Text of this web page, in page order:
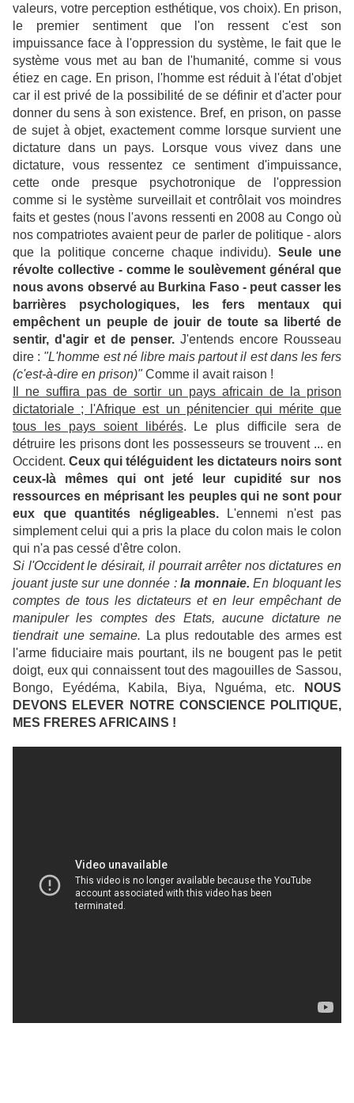
valeurs, votre perception esthétique, vos choix). En prison,
le premier sentiment que l'on ressent c'est son
impuissance face à l'oppression du système, le fait que le
système vous met au ban de l'humanité, comme si vous
étiez en cage. En prison, l'homme est réduit à l'état d'objet
car il est privé de la possibilité de se définir et d'acter pour
donner du sens à son existence. Bref, en prison, on passe
de sujet à objet, exactement comme lorsque survient une
dictature dans un pays. Lorsque vous vivez dans une
dictature, vous ressentez ce sentiment d'impuissance,
cette onde presque psychotronique de l'oppression
comme si le système surveillait et contrôlait vos moindres
faits et gestes (nous l'avons ressenti en 2008 au Congo où
nos compatriotes avaient peur de parler de politique - alors
que la politique concerne chaque individu). Seule une
révolte collective - comme le soulèvement général que
nous avons observé au Burkina Faso - peut casser les
barrières psychologiques, les fers mentaux qui
empêchent un peuple de jouir de toute sa liberté de
sentir, d'agir et de penser. J'entends encore Rousseau
dire : "L'homme est né libre mais partout il est dans les fers
(c'est-à-dire en prison)"Comme il avait raison !
Il ne suffira pas de sortir un pays africain de la prison
dictatoriale ; l'Afrique est un pénitencier qui mérite que
tous les pays soient libérés. Le plus difficile sera de
détruire les prisons dont les possesseurs se trouvent ... en
Occident.Ceux qui téléguident les dictateurs noirs sont
ceux-là mêmes qui ont jeté leur cupidité sur nos
ressources en méprisant les peuples qui ne sont pour
eux que quantités négligeables.L'ennemi n'est pas
simplement celui qui a pris la place du colon mais le colon
qui n'a pas cessé d'être colon.
Si l'Occident le désirait, il pourrait arrêter nos dictatures en
jouant juste sur une donnée : la monnaie. En bloquant les
comptes de tous les dictateurs et en leur empêchant de
manipuler les comptes des Etats, aucune dictature ne
tiendrait une semaine. La plus redoutable des armes est
l'arme fiduciaire mais pourtant, ils ne bougent pas le petit
doigt, eux qui connaissent tout des magouilles de Sassou,
Bongo, Eyédéma, Kabila, Biya, Nguéma, etc.
NOUS
DEVONS ELEVER NOTRE CONSCIENCE POLITIQUE,
MES FRERES AFRICAINS !